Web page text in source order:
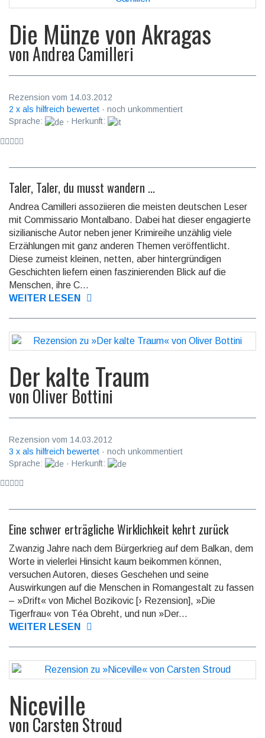
Die Münze von Akragas
vonAndrea Camilleri
Rezension vom 14.03.2012
2 x als hilfreich bewertet · noch unkommentiert
Sprache:
· Herkunft:
Taler, Taler, du musst wandern ...
Andrea Camilleri assoziieren die meisten deutschen Leser
mit Commissario Montalbano. Dabei hat dieser engagierte
sizilianische Autor neben jener Krimireihe unzählig viele
Erzählungen mit ganz anderen Themen veröffentlicht.
Diese zumeist kleinen, netten, aber hintergründigen
Geschichten liefern einen faszinierenden Blick auf die
Menschen, ihre C...
WEITER LESEN
Der kalte Traum
vonOliver Bottini
Rezension vom 14.03.2012
3 x als hilfreich bewertet · noch unkommentiert
Sprache:
· Herkunft:
Eine schwer erträgliche Wirklichkeit kehrt zurück
Zwanzig Jahre nach dem Bürgerkrieg auf dem Balkan, dem
Worte in vielerlei Hinsicht kaum beikommen können,
versuchen Autoren, dieses Geschehen und seine
Auswirkungen auf die Menschen in Romangestalt zu fassen
– »Drift« von Michel Bozikovic [› Rezension], »Die
Tigerfrau« von Téa Obreht, und nun »Der...
WEITER LESEN
Niceville
vonCarsten Stroud